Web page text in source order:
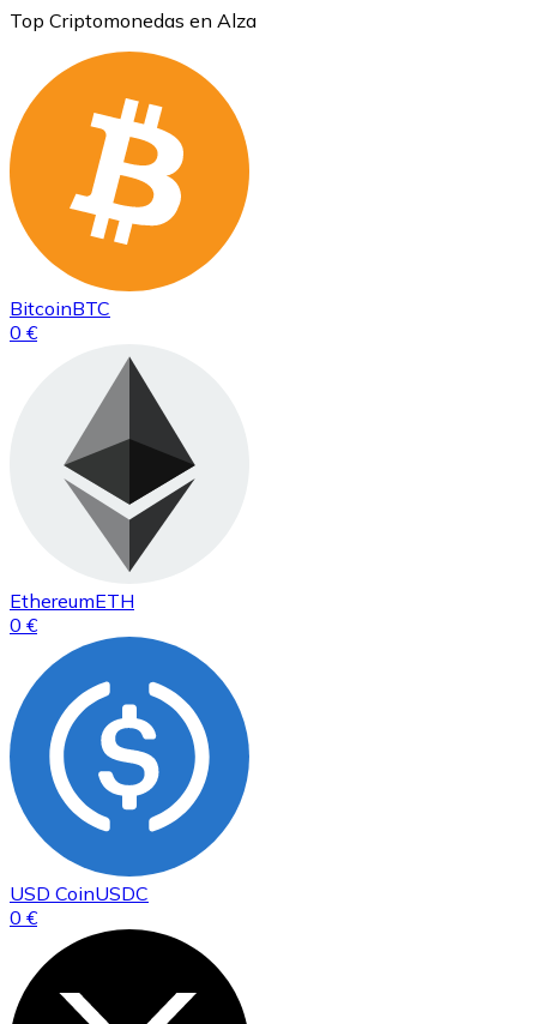
Top Criptomonedas en Alza
BitcoinBTC
0 €
EthereumETH
0 €
USD CoinUSDC
0 €